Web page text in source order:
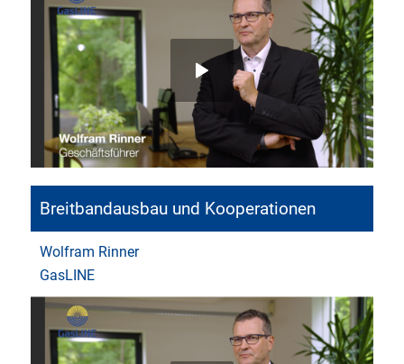
Breitbandausbau und Kooperationen
Wolfram Rinner
GasLINE